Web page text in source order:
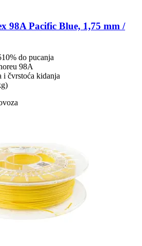
98A Pacific Blue, 1,75 mm /
do pucanja
98A
i čvrstoća kidanja